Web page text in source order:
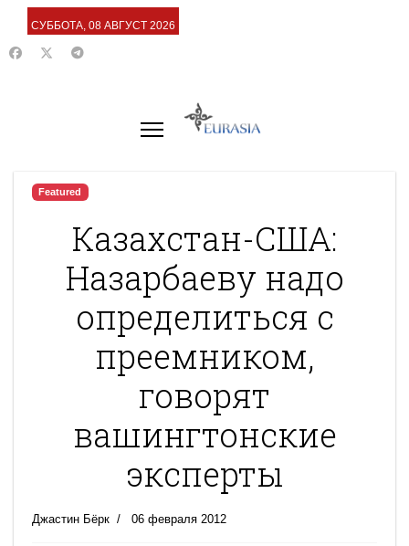
СУББОТА, 08 АВГУСТ 2026
Featured
Казахстан-США:
Назарбаеву надо
определиться с
преемником,
говорят
вашингтонские
эксперты
Джастин Бёрк 06 февраля 2012